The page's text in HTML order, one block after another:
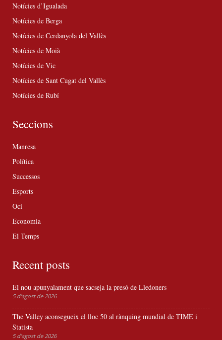
Notícies d’Igualada
Notícies de Berga
Notícies de Cerdanyola del Vallès
Notícies de Moià
Notícies de Vic
Notícies de Sant Cugat del Vallès
Notícies de Rubí
Seccions
Manresa
Política
Successos
Esports
Oci
Economia
El Temps
Recent posts
El nou apunyalament que sacseja la presó de Lledoners
5 d'agost de 2026
The Valley aconsegueix el lloc 50 al rànquing mundial de TIME i
Statista
5 d'agost de 2026